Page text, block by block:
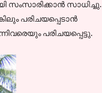
സംസാരിക്കാന്‍ സാധിച്ചു.
പരിചയപ്പെടാന്‍
പരിചയപ്പെട്ടു.